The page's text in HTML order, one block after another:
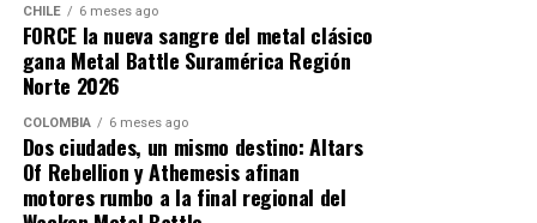
región en Wacken 2024 ganando el quinto lugar a nivel
mundial, Vhill (Venezuela) o Force (Chile) que nos
respresenta este año, han dejado en alto el nombre de
Sudamérica en el escenario más importante del metal
mundial . Ahora, con dos cupos, se duplica la
oportunidad para que nuevas bandas emergentes den el
salto.
CHILE 6 meses ago
FORCE la nueva sangre del metal clásico
gana Metal Battle Suramérica Región
Norte 2026
COLOMBIA 6 meses ago
Dos ciudades, un mismo destino: Altars
Of Rebellion y Athemesis afinan
motores rumbo a la final regional del